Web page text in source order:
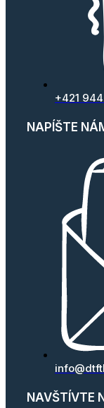
+421
NAPÍŠTE
NAVŠTÍVTE